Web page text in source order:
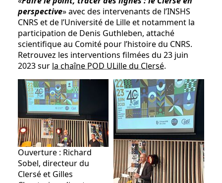
perspective» avec des in­tervenants de l’INSHS
CNRS et de l’Université de Lille et notamment la
participation de Denis Guthleben, at­taché
scientifique au Comité pour l’histoire du CNRS.
Retrouvez les interventions filmées du 23 juin
2023 sur la chaîne POD ULille du Clersé.
Ouverture : Richard
Sobel, directeur du
Clersé et Gilles